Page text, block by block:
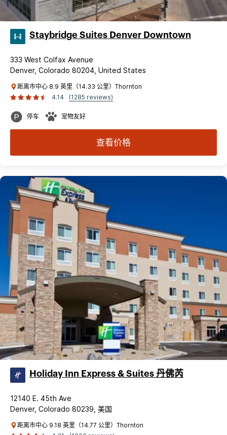
Staybridge Suites Denver Downtown
333 West Colfax Avenue
Denver, Colorado 80204, United States
距离市中心 8.9 英里（14.33 公里）Thornton
4.14
(1285 reviews)
停车 宠物友好
查看价格
Holiday Inn Express & Suites 丹佛芮
12140 E. 45th Ave
Denver, Colorado 80239, 美国
距离市中心 9.18 英里（14.77 公里）Thornton